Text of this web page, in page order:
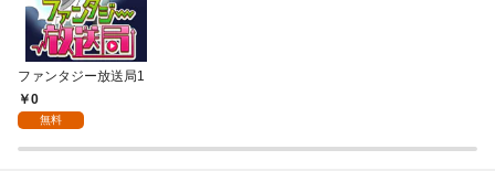
ファンタジー放送局1
0
無料